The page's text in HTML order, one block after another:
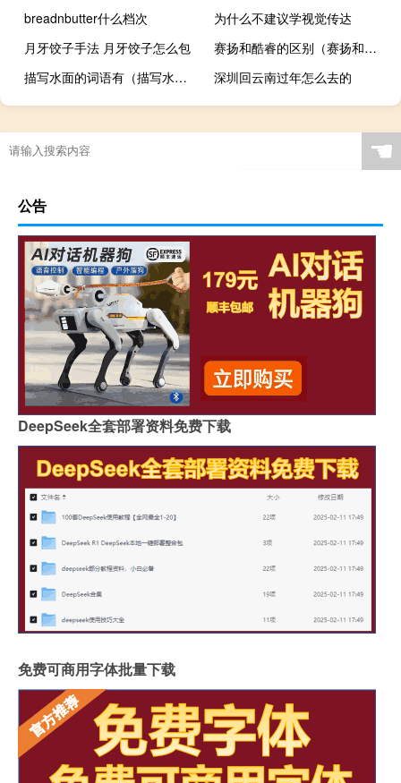
breadnbutter什么档次
为什么不建议学视觉传达
月牙饺子手法 月牙饺子怎么包
赛扬和酷睿的区别（赛扬和酷睿哪个好）
描写水面的词语有（描写水面的词语）
深圳回云南过年怎么去的
☚
公告
DeepSeek全套部署资料免费下载
免费可商用字体批量下载